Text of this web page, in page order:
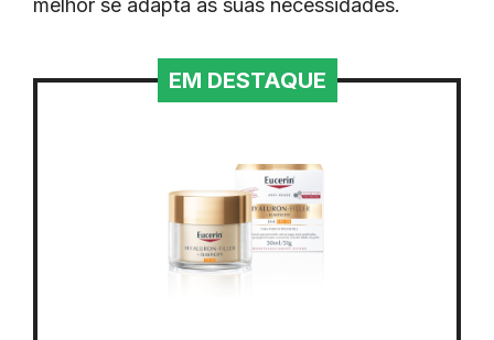
melhor se adapta às suas necessidades.
EM DESTAQUE